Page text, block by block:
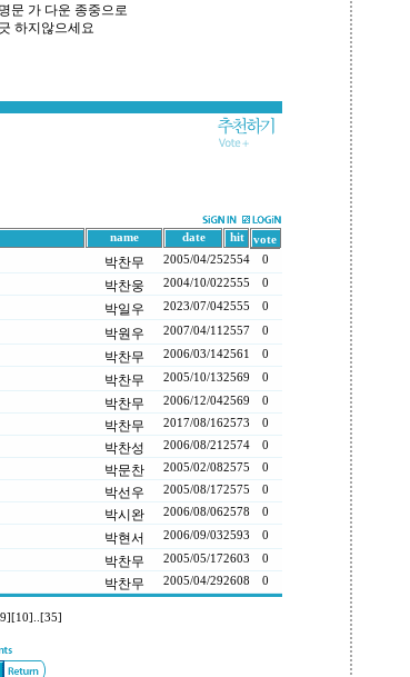
문 가 다운 종중으로
하지않으세요
name date hit
vote
박찬무 2005/04/252554
0
박찬웅 2004/10/022555
0
박일우 2023/07/042555
0
박원우 2007/04/11 2557
0
박찬무 2006/03/142561
0
박찬무 2005/10/132569
0
박찬무 2006/12/042569
0
박찬무 2017/08/162573
0
박찬성 2006/08/21 2574
0
박문찬 2005/02/082575
0
박선우 2005/08/172575
0
박시완 2006/08/062578
0
박현서 2006/09/032593
0
박찬무 2005/05/172603
0
박찬무 2005/04/292608 0
[10] [35]